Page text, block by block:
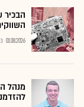
הבכיר
01.08.2026
מנהל